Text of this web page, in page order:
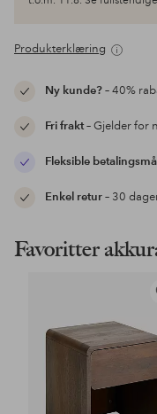
Produkterklæring
Ny kunde?– 40%
Fri frakt– Gjelder for
Fleksible
Enkel retur– 30
Favoritter